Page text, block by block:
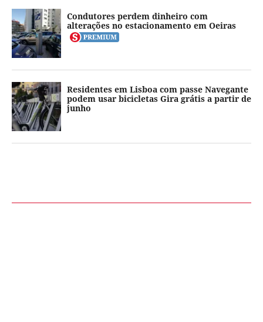
Condutores perdem dinheiro com
alterações no estacionamento em Oeiras
Residentes em Lisboa com passe Navegante
podem usar bicicletas Gira grátis a partir de
junho